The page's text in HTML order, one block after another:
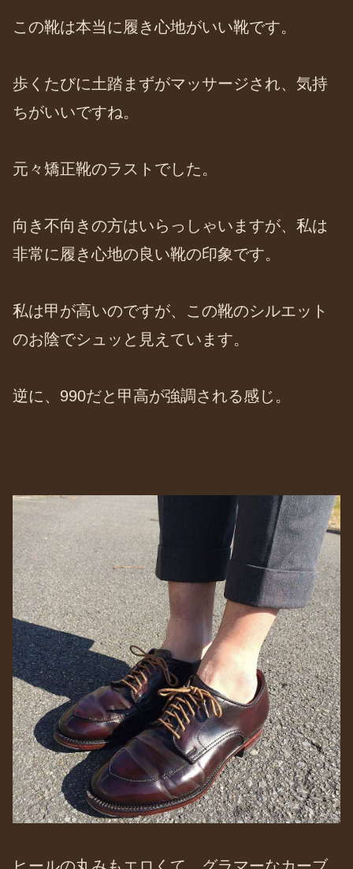
この靴は本当に履き心地がいい靴です。
歩くたびに土踏まずがマッサージされ、気持
ちがいいですね。
元々矯正靴のラストでした。
向き不向きの方はいらっしゃいますが、私は
非常に履き心地の良い靴の印象です。
私は甲が高いのですが、この靴のシルエット
のお陰でシュッと見えています。
逆に、990だと甲高が強調される感じ。
ヒールの丸みもエロくて、グラマーなカーブ